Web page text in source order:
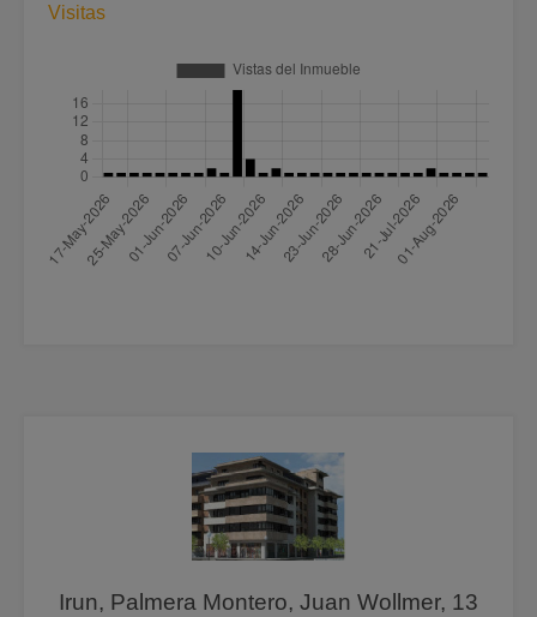
Visitas
Irun, Palmera Montero, Juan Wollmer, 13